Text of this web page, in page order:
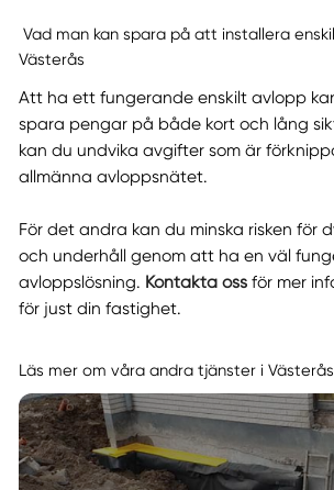
Vad man kan spara på att installera
Västerås
Att ha ett fungerande enskilt avlopp
spara pengar på både kort och lång
kan du undvika avgifter som är
allmänna avloppsnätet.
För det andra kan du minska risken för
och underhåll genom att ha en väl
avloppslösning. Kontakta ossför mer
för just din fastighet.
Läs mer om våra andra tjänster i